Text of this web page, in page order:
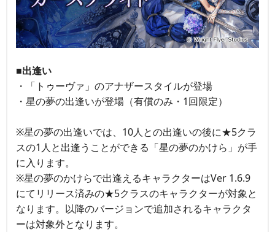
■出逢い
・「トゥーヴァ」のアナザースタイルが登場
・星の夢の出逢いが登場（有償のみ・1回限定）
※星の夢の出逢いでは、10人との出逢いの後に★5クラ
スの1人と出逢うことができる「星の夢のかけら」が手
に入ります。
※星の夢のかけらで出逢えるキャラクターはVer 1.6.9
にてリリース済みの★5クラスのキャラクターが対象と
なります。以降のバージョンで追加されるキャラクタ
ーは対象外となります。